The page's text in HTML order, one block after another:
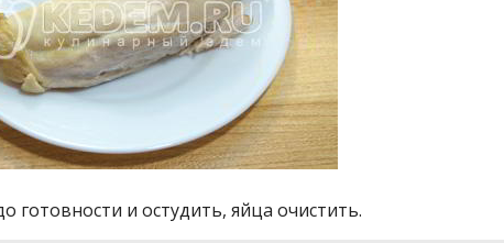
готовности и остудить, яйца очистить.